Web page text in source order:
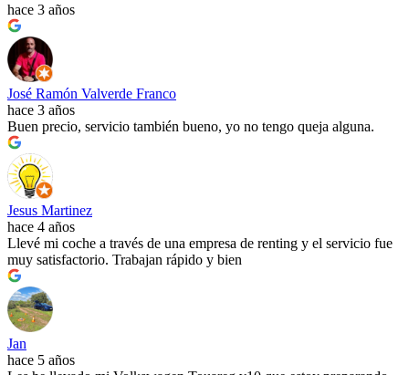
hace 3 años
José Ramón Valverde Franco
hace 3 años
Buen precio, servicio también bueno, yo no tengo queja alguna.
Jesus Martinez
hace 4 años
Llevé mi coche a través de una empresa de renting y el servicio fue
muy satisfactorio. Trabajan rápido y bien
Jan
hace 5 años